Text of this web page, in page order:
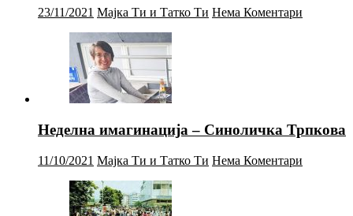
23/11/2021 Мајка Ти и Татко Ти Нема Коментари
Неделна имагинација – Синоличка Трпкова
11/10/2021 Мајка Ти и Татко Ти Нема Коментари